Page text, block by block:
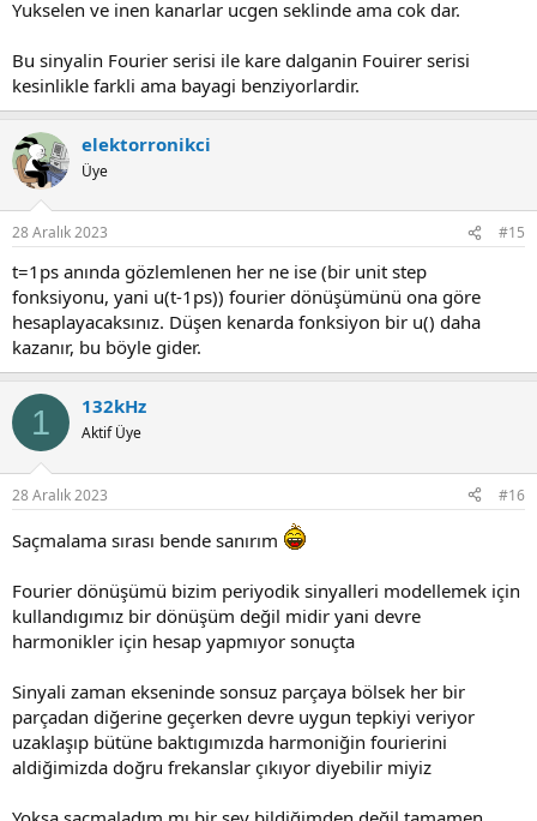
Yukselen ve inen kanarlar ucgen seklinde ama cok dar.
Bu sinyalin Fourier serisi ile kare dalganin Fouirer serisi
kesinlikle farkli ama bayagi benziyorlardir.
elektorronikci
Üye
28 Aralık 2023 #15
t=1ps anında gözlemlenen her ne ise (bir unit step
fonksiyonu, yani u(t-1ps)) fourier dönüşümünü ona göre
hesaplayacaksınız. Düşen kenarda fonksiyon bir u() daha
kazanır, bu böyle gider.
1 132kHz
Aktif Üye
28 Aralık 2023 #16
Saçmalama sırası bende sanırım
Fourier dönüşümü bizim periyodik sinyalleri modellemek için
kullandıgımız bir dönüşüm değil midir yani devre
harmonikler için hesap yapmıyor sonuçta
Sinyali zaman ekseninde sonsuz parçaya bölsek her bir
parçadan diğerine geçerken devre uygun tepkiyi veriyor
uzaklaşıp bütüne baktıgımızda harmoniğin fourierini
aldiğimizda doğru frekanslar çıkıyor diyebilir miyiz